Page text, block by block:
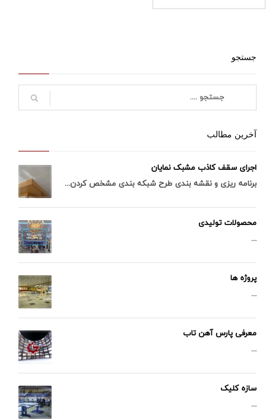
جستجو
آخرین مطالب
اجرای سقف کاذب مشبک نمایان
برنامه ریزی و نقشه بندی طرح شبکه بندی مشخص کردن...
محصولات تولیدی
...
پروژه ها
...
معرفی پارس آهن تاب
...
سازه کلیک
...